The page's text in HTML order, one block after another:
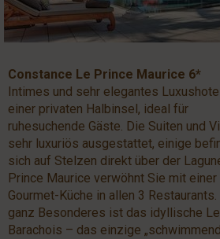
Constance Le Prince Maurice 6*
Intimes und sehr elegantes
einer privaten Halbinsel, ideal für
ruhesuchende Gäste. Die Suiten und
sehr luxuriös ausgestattet, einige
sich auf Stelzen direkt über der
Prince Maurice verwöhnt Sie mit einer
Gourmet-Küche in allen 3
ganz Besonderes ist das idyllische Le
Barachois – das einzige